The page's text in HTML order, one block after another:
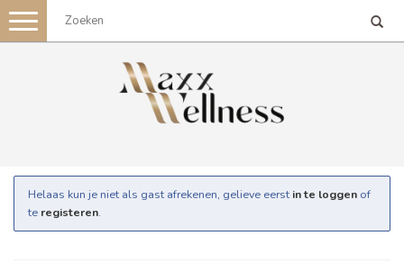
Toggle
navigation
Helaas kun je niet als gast afrekenen, gelieve eerst in te loggen of
te registeren.